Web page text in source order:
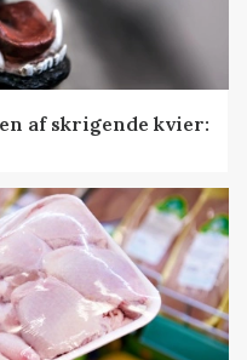
af skrigende kvier: